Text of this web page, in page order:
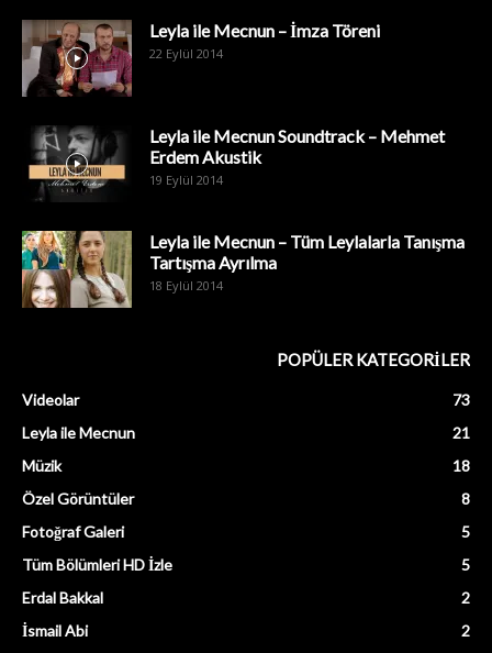
Leyla ile Mecnun – İmza Töreni
22 Eylül 2014
Leyla ile Mecnun Soundtrack – Mehmet
Erdem Akustik
19 Eylül 2014
Leyla ile Mecnun – Tüm Leylalarla Tanışma
Tartışma Ayrılma
18 Eylül 2014
POPÜLER KATEGORİLER
Videolar
73
Leyla ile Mecnun
21
Müzik
18
Özel Görüntüler
8
Fotoğraf Galeri
5
Tüm Bölümleri HD İzle
5
Erdal Bakkal
2
İsmail Abi
2